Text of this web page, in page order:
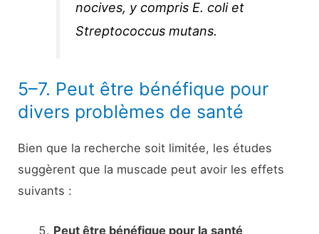
nocives, y compris E. coliet
Streptococcus mutans.
5–7. Peut être bénéfique pour
divers problèmes de santé
Bien que la recherche soit limitée, les études
suggèrent que la muscade peut avoir les effets
suivants :
Peut être bénéfique pour la santé